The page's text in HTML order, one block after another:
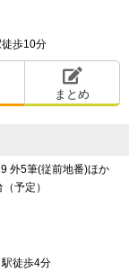
歩10分
まとめ
外5筆(従前地番)ほか
予定）
徒歩4分